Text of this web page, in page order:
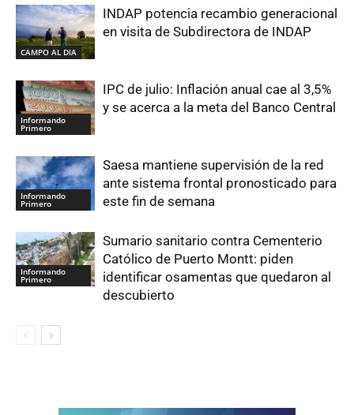
CAMPO AL DIA
INDAP potencia recambio generacional
en visita de Subdirectora de INDAP
Informando
Primero
IPC de julio: Inflación anual cae al 3,5%
y se acerca a la meta del Banco Central
Informando
Primero
Saesa mantiene supervisión de la red
ante sistema frontal pronosticado para
este fin de semana
Informando
Primero
Sumario sanitario contra Cementerio
Católico de Puerto Montt: piden
identificar osamentas que quedaron al
descubierto